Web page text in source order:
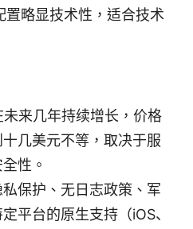
置略显技术性，适合技术
来几年持续增长，价格
几美元不等，取决于服
性。
保护、无日志政策、军
平台的原生支持（iOS、